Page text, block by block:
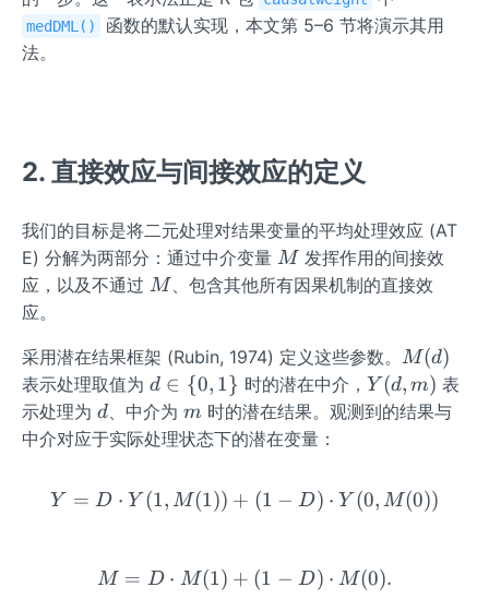
D,
X)
medDML()
函数的默认实现，本文第 5–6 节将演示其用
法。
2. 直接效应与间接效应的定义
我们的目标是将二元处理对结果变量的平均处理效应 (AT
E) 分解为两部分：通过中介变量 M
M 发挥作用的间接效
应，以及不通过 M
M 、包含其他所有因果机制的直接效
应。
采用潜在结果框架 (Rubin, 1974) 定义这些参数。 M
(d)
M(d)
表示处理取值为 d
\i
n\
\}
d ∈ {0, 1} 时的潜在中介， Y
(d,
Y (d, m) 表
示处理为 d
d、中介为 m
m 时的潜在结果。观测到的结果与
中介对应于实际处理状态下的潜在变量：
Y=D\cdot Y(1,M(1))+(1-
Y = D ⋅ Y (1, M(1)) + (1 − D) ⋅ Y (0, M(0))
M=D\cdot M(1)+(1-
M = D ⋅ M(1) + (1 − D) ⋅ M(0).